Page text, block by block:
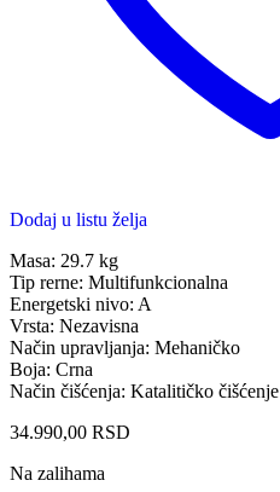
Dodaj u listu želja
Masa: 29.7 kg
Tip rerne: Multifunkcionalna
Energetski nivo: A
Vrsta: Nezavisna
Način upravljanja: Mehaničko
Boja: Crna
Način čišćenja: Katalitičko čišćenje
34.990,00 RSD
Na zalihama